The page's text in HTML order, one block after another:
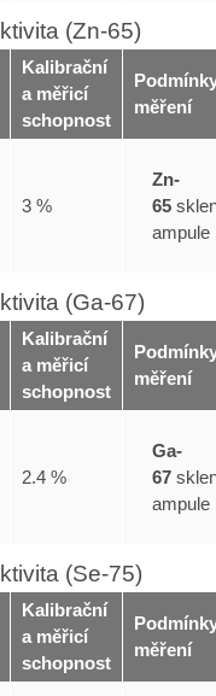
(Zn-65)
Kalibrační
a měřicí
schopnost
měření
3 %
Zn-
65
ampule
(Ga-67)
Kalibrační
a měřicí
schopnost
měření
2.4 %
Ga-
67
ampule
(Se-75)
Kalibrační
a měřicí
schopnost
měření